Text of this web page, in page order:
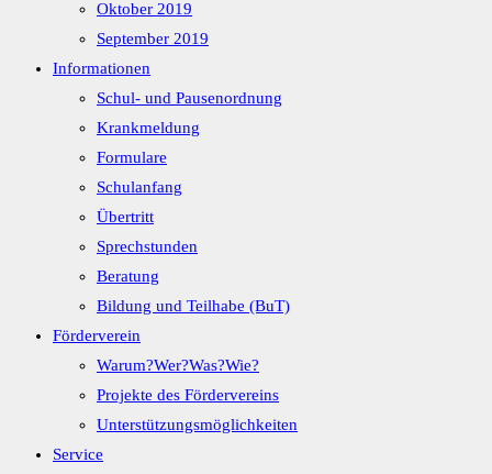
Oktober 2019
September 2019
Informationen
Schul- und Pausenordnung
Krankmeldung
Formulare
Schulanfang
Übertritt
Sprechstunden
Beratung
Bildung und Teilhabe (BuT)
Förderverein
Warum?Wer?Was?Wie?
Projekte des Fördervereins
Unterstützungsmöglichkeiten
Service